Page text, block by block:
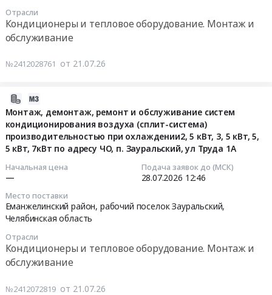
Отрасли
Кондиционеры и тепловое оборудование. Монтаж и
обслуживание
№2412028761 от 21.07.26
Монтаж, демонтаж, ремонт и обслуживание систем
кондиционирования воздуха (сплит-система)
производительностью при охлаждении2, 5 кВт, 3, 5 кВт, 5,
5 кВт, 7кВт по адресу ЧО, п. Зауральский, ул Труда 1А
Начальная цена
—
Подача заявок до (МСК)
28.07.2026 12:46
Место поставки
Еманжелинский район, рабочий поселок Зауральский,
Челябинская область
Отрасли
Кондиционеры и тепловое оборудование. Монтаж и
обслуживание
№2412072819 от 21.07.26